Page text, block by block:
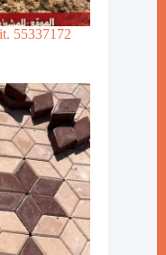
55337172